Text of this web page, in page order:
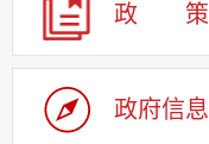
政 策
政府信息